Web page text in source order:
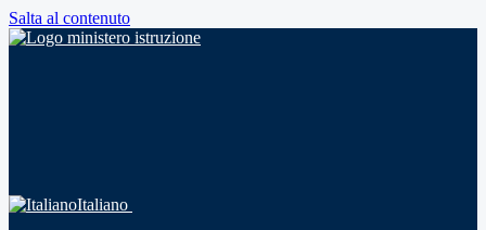
Salta al contenuto
Italiano